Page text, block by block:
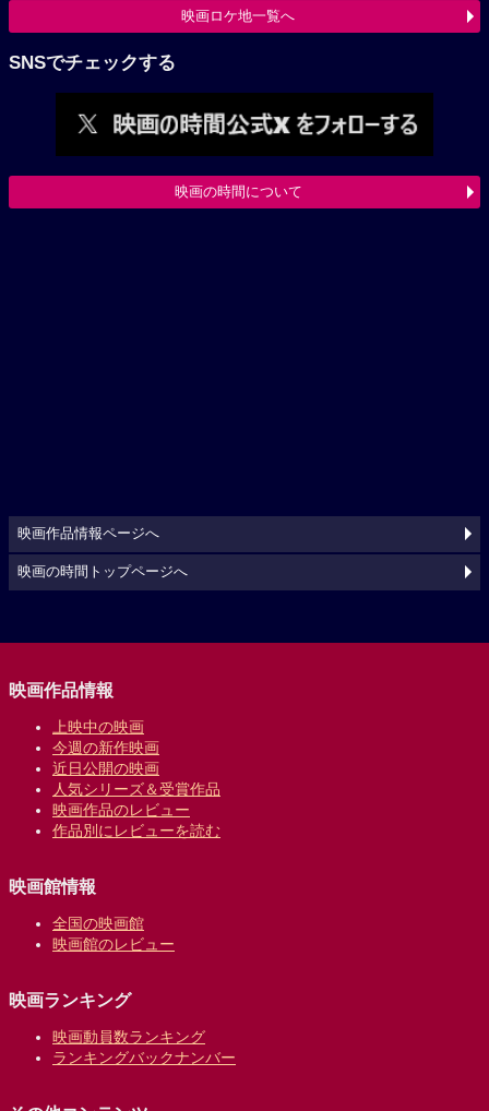
映画ロケ地一覧へ
SNSでチェックする
映画の時間について
映画作品情報ページへ
映画の時間トップページへ
映画作品情報
上映中の映画
今週の新作映画
近日公開の映画
人気シリーズ＆受賞作品
映画作品のレビュー
作品別にレビューを読む
映画館情報
全国の映画館
映画館のレビュー
映画ランキング
映画動員数ランキング
ランキングバックナンバー